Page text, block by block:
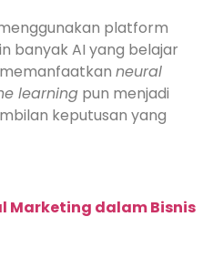
platform
banyak AI yang belajar
neural
learning pun menjadi
keputusan yang
Marketing dalam Bisnis